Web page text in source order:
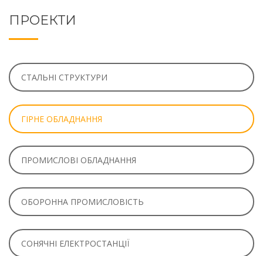
ПРОЕКТИ
СТАЛЬНІ СТРУКТУРИ
ГІРНЕ ОБЛАДНАННЯ
ПРОМИСЛОВІ ОБЛАДНАННЯ
ОБОРОННА ПРОМИСЛОВІСТЬ
СОНЯЧНІ ЕЛЕКТРОСТАНЦІЇ